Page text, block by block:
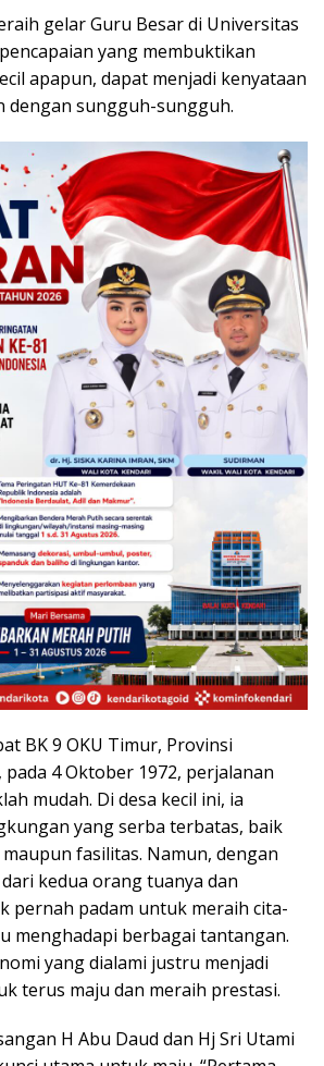
gelar Guru Besar di Universitas
yang membuktikan
apapun, dapat menjadi kenyataan
dengan sungguh-sungguh.
BK 9 OKU Timur, Provinsi
pada 4 Oktober 1972, perjalanan
mudah. Di desa kecil ini, ia
yang serba terbatas, baik
fasilitas. Namun, dengan
kedua orang tuanya dan
pernah padam untuk meraih cita-
menghadapi berbagai tantangan.
yang dialami justru menjadi
terus maju dan meraih prestasi.
H Abu Daud dan Hj Sri Utami